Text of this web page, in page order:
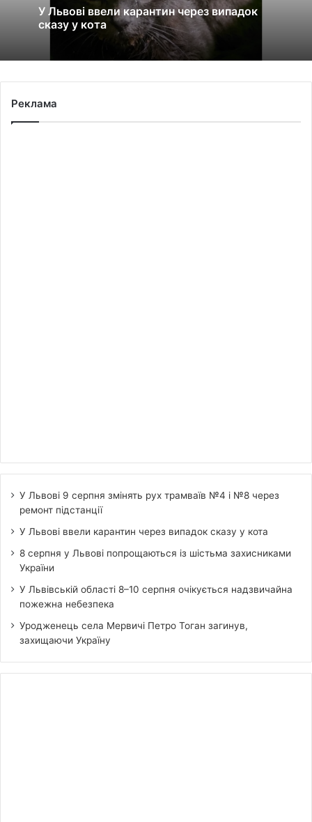
У Львові ввели карантин через випадок
сказу у кота
Реклама
У Львові 9 серпня змінять рух трамваїв №4 і №8 через
ремонт підстанції
У Львові ввели карантин через випадок сказу у кота
8 серпня у Львові попрощаються із шістьма захисниками
України
У Львівській області 8–10 серпня очікується надзвичайна
пожежна небезпека
Уродженець села Мервичі Петро Тоган загинув,
захищаючи Україну